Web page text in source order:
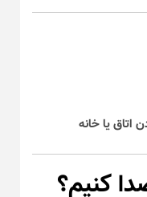
اتاق یا خانه
کنیم؟